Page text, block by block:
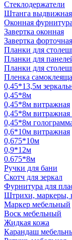
Стеклодержатели
Штанга выдвижная
Оконная фурнитура
Завертка оконная
Завертка форточная
Планки для
Планки для
Планки для
Пленка
0,45*13,5м
0,45*8м
0,45*8м витражная
0,45*8м витражная
0,45*8м
0,6*10м витражная
0,675*10м
0,9*12м
0.675*8м
Ручки для бани
Скотч для зеркал
Фурнитура для
Штрихи, маркеры,
Маркер мебельный
Воск мебельный
Жидкая кожа
Карандаш